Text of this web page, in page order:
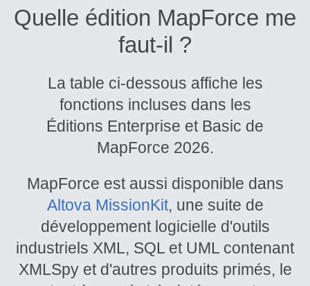
Quelle édition MapForce me
faut-il ?
La table ci-dessous affiche les
fonctions incluses dans les
Éditions Enterprise et Basic de
MapForce 2026.
MapForce est aussi disponible dans
Altova MissionKit, une suite de
développement logicielle d'outils
industriels XML, SQL et UML contenant
XMLSpy et d'autres produits primés, le